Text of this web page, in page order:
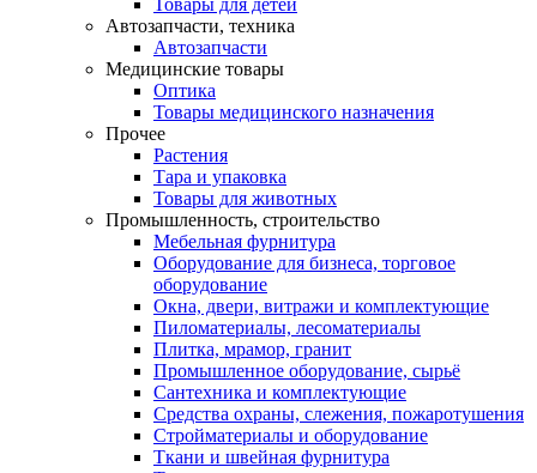
Товары для детей
Автозапчасти, техника
Автозапчасти
Медицинские товары
Оптика
Товары медицинского назначения
Прочее
Растения
Тара и упаковка
Товары для животных
Промышленность, строительство
Мебельная фурнитура
Оборудование для бизнеса, торговое
оборудование
Окна, двери, витражи и комплектующие
Пиломатериалы, лесоматериалы
Плитка, мрамор, гранит
Промышленное оборудование, сырьё
Сантехника и комплектующие
Средства охраны, слежения, пожаротушения
Стройматериалы и оборудование
Ткани и швейная фурнитура